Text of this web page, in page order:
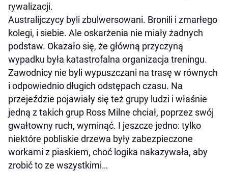
rywalizacji.
Australijczycy byli zbulwersowani. Bronili i zmarłego
kolegi, i siebie. Ale oskarżenia nie miały żadnych
podstaw. Okazało się, że główną przyczyną
wypadku była katastrofalna organizacja treningu.
Zawodnicy nie byli wypuszczani na trasę w równych
i odpowiednio długich odstępach czasu. Na
przejeździe pojawiały się też grupy ludzi i właśnie
jedną z takich grup Ross Milne chciał, poprzez swój
gwałtowny ruch, wyminąć. I jeszcze jedno: tylko
niektóre pobliskie drzewa były zabezpieczone
workami z piaskiem, choć logika nakazywała, aby
zrobić to ze wszystkimi…